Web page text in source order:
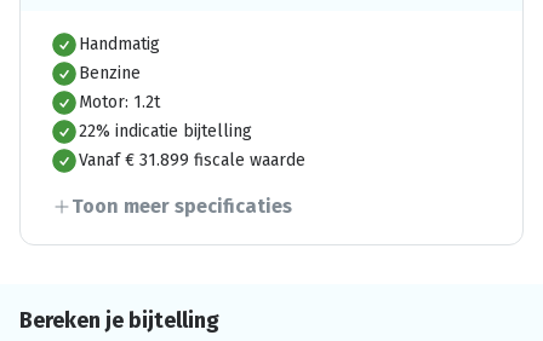
Handmatig
Benzine
Motor: 1.2t
22% indicatie bijtelling
Vanaf € 31.899 fiscale waarde
Toon meer specificaties
Bereken je bijtelling